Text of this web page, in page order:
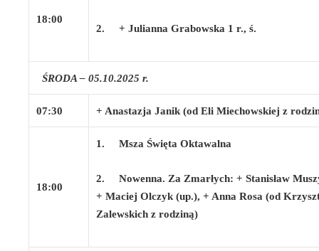
18:00
2. + Julianna Grabowska 1 r., ś.
ŚRODA – 05.10.2025 r.
07:30 + Anastazja Janik (od Eli Miechowskiej z
18:00
1. Msza Święta Oktawalna
2. Nowenna. Za Zmarłych: + Stanisław
+ Maciej Olczyk (up.), + Anna Rosa (od
Zalewskich z rodziną)